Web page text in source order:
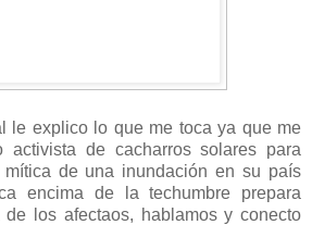
le explico lo que me toca ya que me
activista de cacharros solares para
de una inundación en su país
encima de la techumbre prepara
los afectaos, hablamos y conecto